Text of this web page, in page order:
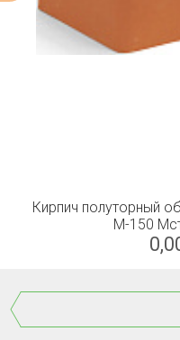
Кирпич полуторный
М-150